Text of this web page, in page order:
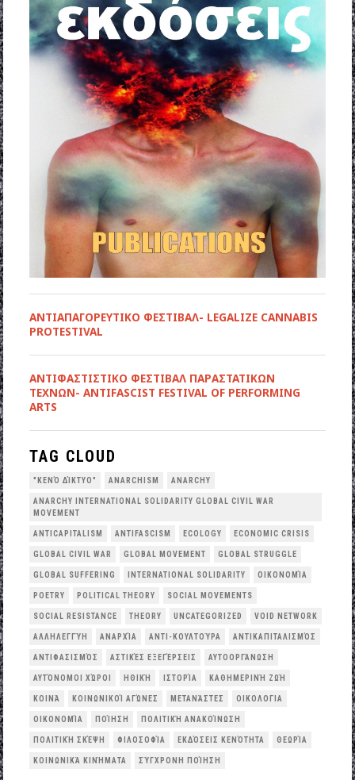
ΑΝΤΙΑΠΑΓΟΡΕΥΤΙΚΟ ΦΕΣΤΙΒΑΛ- LEGALIZE CANNABIS
PROTESTIVAL
ANTIΦΑΣΤΙΣΤΙΚΟ ΦΕΣΤΙΒΑΛ ΠΑΡΑΣΤΑΤΙΚΩΝ
ΤΕΧΝΩΝ- ANTIFASCIST FESTIVAL OF PERFORMING
ARTS
TAG CLOUD
"ΚΕΝΌ ΔΊΚΤΥΟ" ANARCHISM ANARCHY
ANARCHY INTERNATIONAL SOLIDARITY GLOBAL CIVIL WAR
MOVEMENT
ANTICAPITALISM ANTIFASCISM ECOLOGY ECONOMIC CRISIS
GLOBAL CIVIL WAR GLOBAL MOVEMENT GLOBAL STRUGGLE
GLOBAL SUFFERING INTERNATIONAL SOLIDARITY OΙΚΟΝΟΜΊΑ
POETRY POLITICAL THEORY SOCIAL MOVEMENTS
SOCIAL RESISTANCE THEORY UNCATEGORIZED VOID NETWORK
ΑΛΛΗΛΕΓΓΎΗ ΑΝΑΡΧΊΑ ΑΝΤΙ-ΚΟΥΛΤΟΎΡΑ ΑΝΤΙΚΑΠΙΤΑΛΙΣΜΌΣ
ΑΝΤΙΦΑΣΙΣΜΌΣ ΑΣΤΙΚΈΣ ΕΞΕΓΈΡΣΕΙΣ ΑΥΤΟΟΡΓΆΝΩΣΗ
ΑΥΤΌΝΟΜΟΙ ΧΏΡΟΙ ΗΘΙΚΉ ΙΣΤΟΡΊΑ ΚΑΘΗΜΕΡΙΝΉ ΖΩΉ
ΚΟΙΝΆ ΚΟΙΝΩΝΙΚΟΊ ΑΓΏΝΕΣ ΜΕΤΑΝΆΣΤΕΣ ΟΙΚΟΛΟΓΙΑ
ΟΙΚΟΝΟΜΊΑ ΠΟΊΗΣΗ ΠΟΛΙΤΙΚΉ ΑΝΑΚΟΊΝΩΣΗ
ΠΟΛΙΤΙΚΉ ΣΚΈΨΗ ΦΙΛΟΣΟΦΊΑ ΕΚΔΌΣΕΙΣ ΚΕΝΌΤΗΤΑ ΘΕΩΡΊΑ
ΚΟΙΝΩΝΙΚΆ ΚΙΝΉΜΑΤΑ ΣΎΓΧΡΟΝΗ ΠΟΊΗΣΗ